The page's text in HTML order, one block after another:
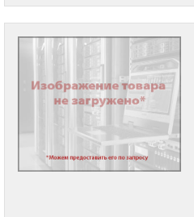
Мониторы
LCD
Проекторы
проекторов